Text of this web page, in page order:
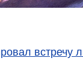
встречу